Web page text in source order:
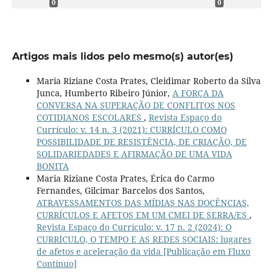
0 0
Artigos mais lidos pelo mesmo(s) autor(es)
Maria Riziane Costa Prates, Cleidimar Roberto da Silva
Junca, Humberto Ribeiro Júnior, A FORÇA DA
CONVERSA NA SUPERAÇÃO DE CONFLITOS NOS
COTIDIANOS ESCOLARES , Revista Espaço do
Currículo: v. 14 n. 3 (2021): CURRÍCULO COMO
POSSIBILIDADE DE RESISTÊNCIA, DE CRIAÇÃO, DE
SOLIDARIEDADES E AFIRMAÇÃO DE UMA VIDA
BONITA
Maria Riziane Costa Prates, Érica do Carmo
Fernandes, Gilcimar Barcelos dos Santos,
ATRAVESSAMENTOS DAS MÍDIAS NAS DOCÊNCIAS,
CURRÍCULOS E AFETOS EM UM CMEI DE SERRA/ES ,
Revista Espaço do Currículo: v. 17 n. 2 (2024): O
CURRÍCULO, O TEMPO E AS REDES SOCIAIS: lugares
de afetos e aceleração da vida [Publicação em Fluxo
Contínuo]